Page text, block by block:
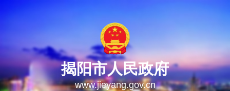
揭阳市人民政府
www.jieyang.gov.cn